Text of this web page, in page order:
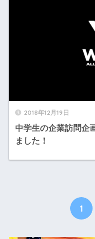
2018年12月19日
中学生の企業訪問
ました！
1